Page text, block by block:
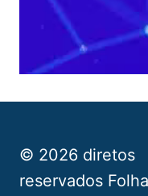
© 2026 diretos
reservados